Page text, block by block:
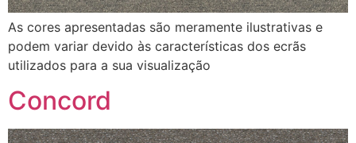
As cores apresentadas são meramente ilustrativas e
podem variar devido às características dos ecrãs
utilizados para a sua visualização
Concord